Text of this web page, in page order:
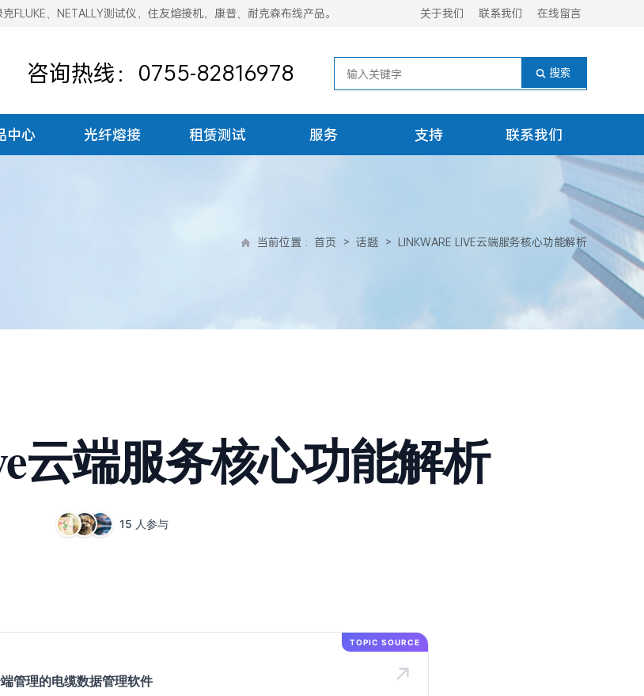
、NETALLY测试仪，住友熔接机，康普、耐克森布线产品。 关于我们 联系我们 在线留言
咨询热线：0755-82816978
中心 光纤熔接 租赁测试 服务 支持 联系我们
当前位置 : 首页 > 话题 > LINKWARE LIVE云端服务核心功能解析
云端服务核心功能解析
15 人参与
TOPIC SOURCE
管理的电缆数据管理软件